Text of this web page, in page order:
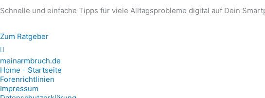
Schnelle und einfache Tipps für viele Alltagsprobleme digital auf Dein
Zum Ratgeber
meinarmbruch.de
Home - Startseite
Forenrichtlinien
Impressum